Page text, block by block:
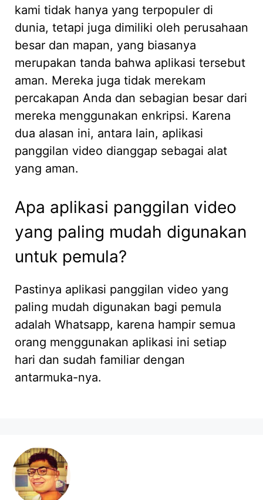
kami tidak hanya yang terpopuler di
dunia, tetapi juga dimiliki oleh perusahaan
besar dan mapan, yang biasanya
merupakan tanda bahwa aplikasi tersebut
aman. Mereka juga tidak merekam
percakapan Anda dan sebagian besar dari
mereka menggunakan enkripsi. Karena
dua alasan ini, antara lain, aplikasi
panggilan video dianggap sebagai alat
yang aman.
Apa aplikasi panggilan video
yang paling mudah digunakan
untuk pemula?
Pastinya aplikasi panggilan video yang
paling mudah digunakan bagi pemula
adalah Whatsapp, karena hampir semua
orang menggunakan aplikasi ini setiap
hari dan sudah familiar dengan
antarmuka-nya.